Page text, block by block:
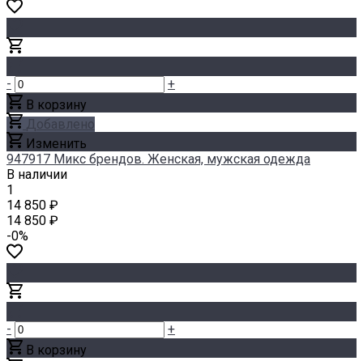
-
+
В корзину
Добавлено
Изменить
947917 Микс брендов. Женская, мужская одежда
В наличии
1
14 850 ₽
14 850 ₽
-0%
-
+
В корзину